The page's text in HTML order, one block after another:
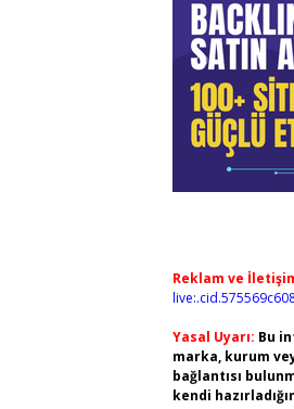
Reklam ve
Yasal Uyarı: Bu
marka, kurum
bağlantısı
kendi